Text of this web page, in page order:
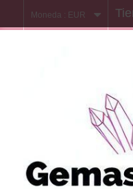
Moneda : EUR